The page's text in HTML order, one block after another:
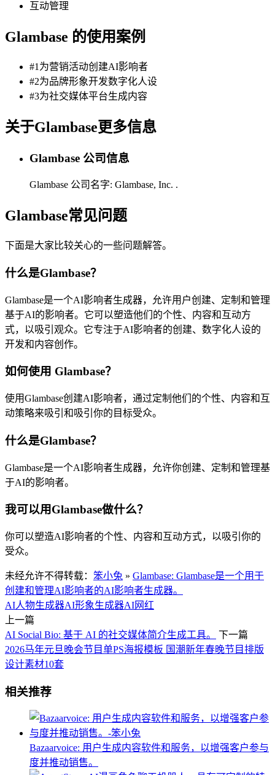
互动管理
Glambase 的使用案例
#1为营销活动创建AI影响者
#2为品牌形象开发数字化人设
#3为社交媒体平台生成内容
关于Glambase更多信息
Glambase 公司信息
Glambase 公司名字: Glambase, Inc. .
Glambase常见问题
下面是大家比较关心的一些问题解答。
什么是Glambase？
Glambase是一个AI影响者生成器，允许用户创建、定制和管理
基于AI的影响者。它可以塑造他们的个性、内容和互动方
式，以吸引观众。它专注于AI影响者的创建、数字化人设的
开发和内容创作。
如何使用 Glambase？
使用Glambase创建AI影响者，通过定制他们的个性、内容和互
动策略来吸引和吸引你的目标受众。
什么是Glambase？
Glambase是一个AI影响者生成器，允许你创建、定制和管理基
于AI的影响者。
我可以用Glambase做什么？
你可以塑造AI影响者的个性、内容和互动方式，以吸引你的
受众。
未经允许不得转载： 笨小兔 » Glambase: Glambase是一个用于
创建和管理AI影响者的AI影响者生成器。
AI人物生成器AI形象生成器AI网红
上一篇
AI Social Bio: 基于 AI 的社交媒体简介生成工具。
下一篇
2026马年元旦晚会节目单PS海报模板 国潮新年春晚节目排版
设计素材10套
相关推荐
Bazaarvoice: 用户生成内容软件和服务，以增强客户参与
度并推动销售。